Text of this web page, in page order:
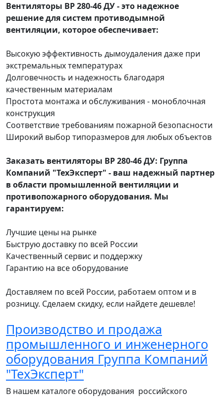
Вентиляторы ВР 280-46 ДУ - это надежное
решение для систем противодымной
вентиляции, которое обеспечивает:
Высокую эффективность дымоудаления даже при
экстремальных температурах
Долговечность и надежность благодаря
качественным материалам
Простота монтажа и обслуживания - моноблочная
конструкция
Соответствие требованиям пожарной безопасности
Широкий выбор типоразмеров для любых объектов
Заказать вентиляторы ВР 280-46 ДУ: Группа
Компаний "ТехЭксперт" - ваш надежный партнер
в области промышленной вентиляции и
противопожарного оборудования. Мы
гарантируем:
Лучшие цены на рынке
Быструю доставку по всей России
Качественный сервис и поддержку
Гарантию на все оборудование
Доставляем по всей России, работаем оптом и в
розницу. Сделаем скидку, если найдете дешевле!
Производство и продажа
промышленного и инженерного
оборудования Группа Компаний
"ТехЭксперт"
В нашем каталоге оборудования российского